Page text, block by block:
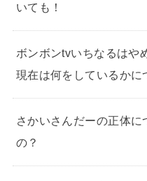
いても！
ボンボンtvいちなるはや
現在は何をしているかに
さかいさんだーの正体
の？